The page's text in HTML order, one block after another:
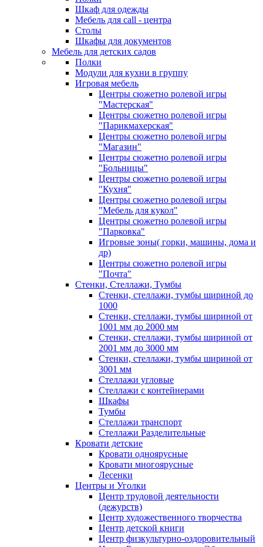
Шкаф для одежды
Мебель для call - центра
Столы
Шкафы для документов
Мебель для детских садов
Полки
Модули для кухни в группу
Игровая мебель
Центры сюжетно ролевой игры
"Мастерская"
Центры сюжетно ролевой игры
"Парикмахерская"
Центры сюжетно ролевой игры
"Магазин"
Центры сюжетно ролевой игры
"Больницы"
Центры сюжетно ролевой игры
"Кухня"
Центры сюжетно ролевой игры
"Мебель для кукол"
Центры сюжетно ролевой игры
"Парковка"
Игровые зоны( горки, машины, дома и
др)
Центры сюжетно ролевой игры
"Почта"
Стенки, Стеллажи, Тумбы
Стенки, стеллажи, тумбы шириной до
1000
Стенки, стеллажи, тумбы шириной от
1001 мм до 2000 мм
Стенки, стеллажи, тумбы шириной от
2001 мм до 3000 мм
Стенки, стеллажи, тумбы шириной от
3001 мм
Стеллажи угловые
Стеллажи с контейнерами
Шкафы
Тумбы
Стеллажи транспорт
Стеллажи Разделительные
Кровати детские
Кровати одноярусные
Кровати многоярусные
Лесенки
Центры и Уголки
Центр трудовой деятельности
(дежурств)
Центр художественного творчества
Центр детской книги
Центр физкультурно-оздоровительный